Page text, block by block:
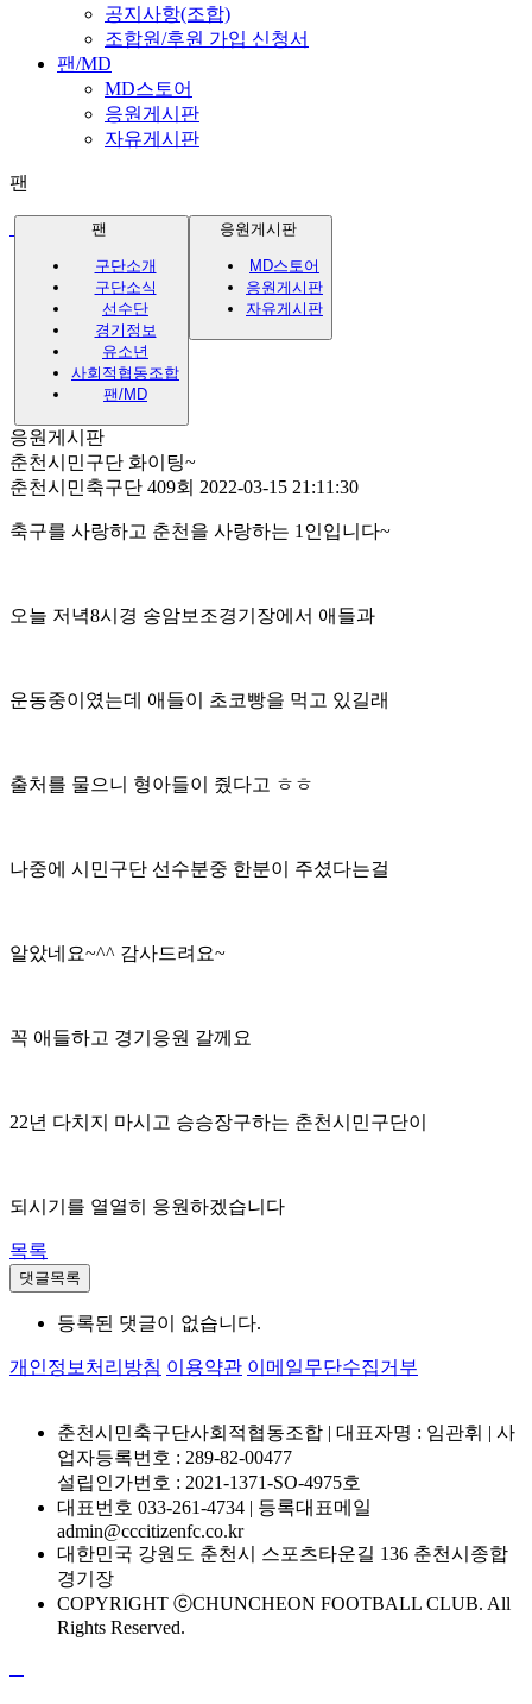
공지사항(조합)
조합원/후원 가입 신청서
팬/MD
MD스토어
응원게시판
자유게시판
팬
팬
구단소개
구단소식
선수단
경기정보
유소년
사회적협동조합
팬/MD
응원게시판
MD스토어
응원게시판
자유게시판
응원게시판
춘천시민구단 화이팅~
춘천시민축구단 409회 2022-03-15 21:11:30
축구를 사랑하고 춘천을 사랑하는 1인입니다~
오늘 저녁8시경 송암보조경기장에서 애들과
운동중이였는데 애들이 초코빵을 먹고 있길래
출처를 물으니 형아들이 줬다고 ㅎㅎ
나중에 시민구단 선수분중 한분이 주셨다는걸
알았네요~^^ 감사드려요~
꼭 애들하고 경기응원 갈께요
22년 다치지 마시고 승승장구하는 춘천시민구단이
되시기를 열열히 응원하겠습니다
목록
댓글목록
등록된 댓글이 없습니다.
개인정보처리방침 이용약관 이메일무단수집거부
춘천시민축구단사회적협동조합 | 대표자명 : 임관휘 | 사
업자등록번호 : 289-82-00477
설립인가번호 : 2021-1371-SO-4975호
대표번호 033-261-4734 | 등록대표메일
admin@cccitizenfc.co.kr
대한민국 강원도 춘천시 스포츠타운길 136 춘천시종합
경기장
COPYRIGHT ⓒCHUNCHEON FOOTBALL CLUB. All
Rights Reserved.